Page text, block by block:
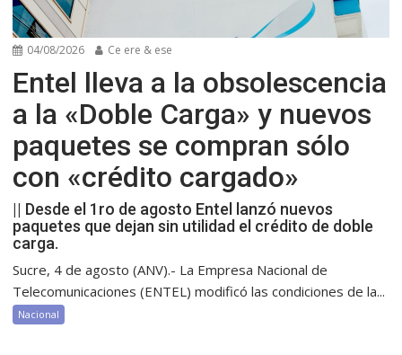
04/08/2026 Ce ere & ese
Entel lleva a la obsolescencia
a la «Doble Carga» y nuevos
paquetes se compran sólo
con «crédito cargado»
|| Desde el 1ro de agosto Entel lanzó nuevos
paquetes que dejan sin utilidad el crédito de doble
carga.
Sucre, 4 de agosto (ANV).- La Empresa Nacional de
Telecomunicaciones (ENTEL) modificó las condiciones de la...
Nacional